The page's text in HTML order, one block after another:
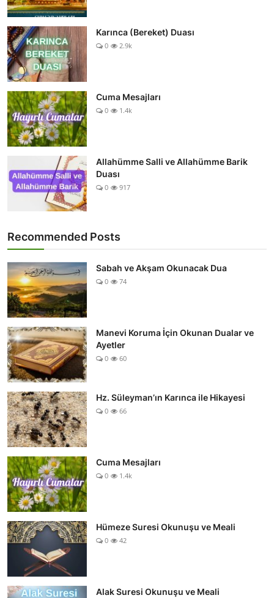
Karınca (Bereket) Duası
0 2.9k
Cuma Mesajları
0 1.4k
Allahümme Salli ve Allahümme Barik
Duası
0 917
Recommended Posts
Sabah ve Akşam Okunacak Dua
0 74
Manevi Koruma İçin Okunan Dualar ve
Ayetler
0 60
Hz. Süleyman’ın Karınca ile Hikayesi
0 66
Cuma Mesajları
0 1.4k
Hümeze Suresi Okunuşu ve Meali
0 42
Alak Suresi Okunuşu ve Meali